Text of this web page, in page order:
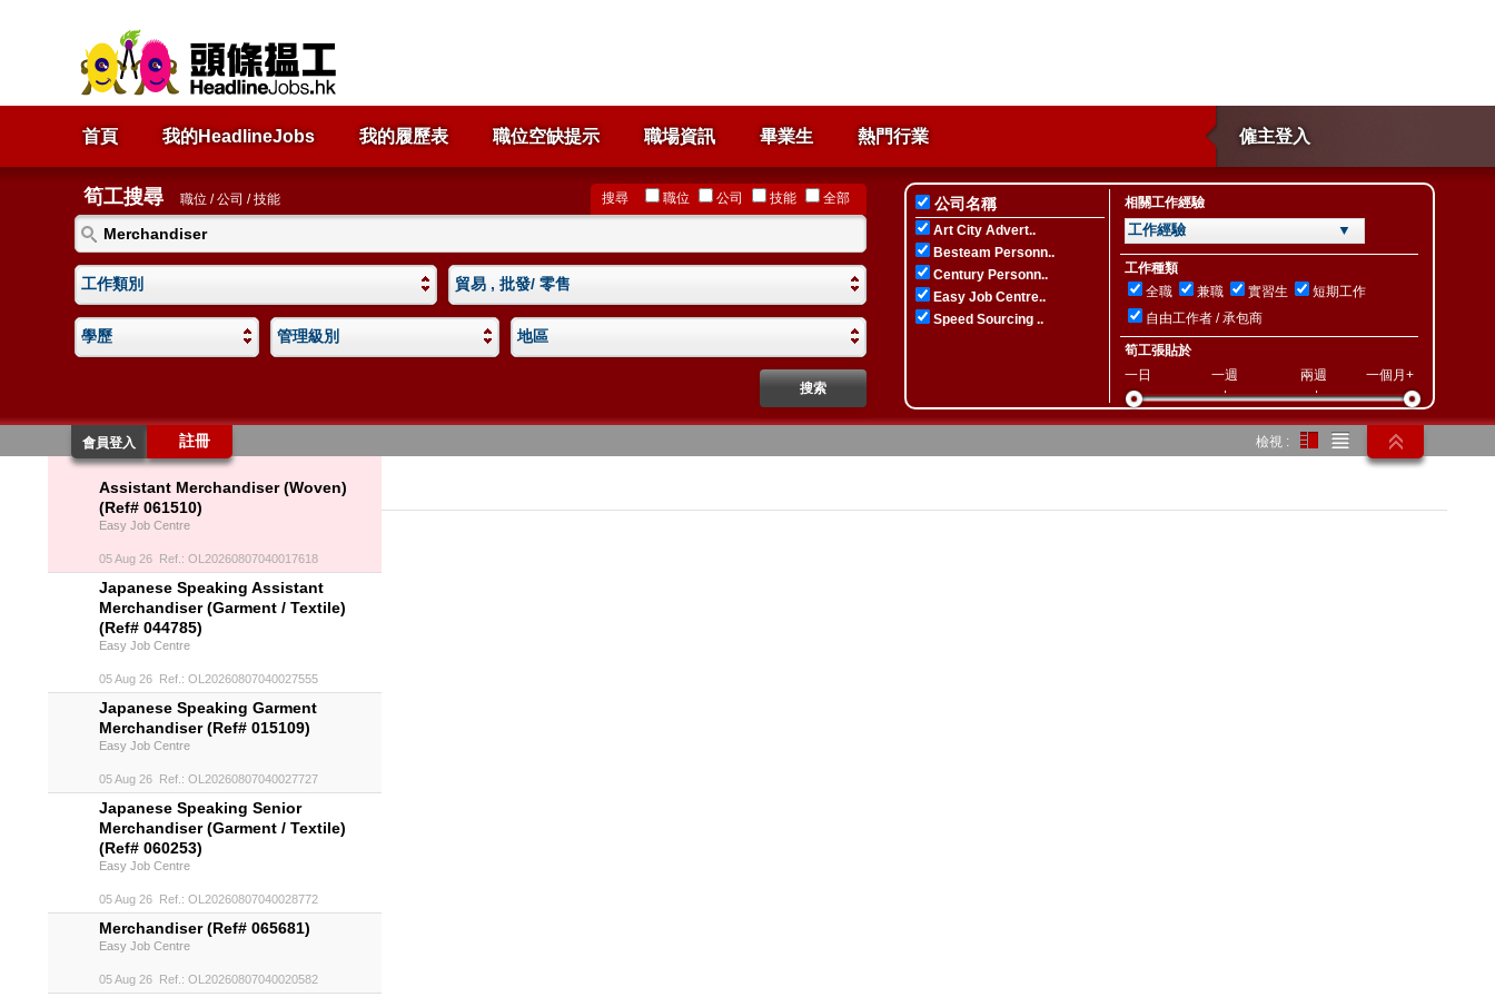
首頁 我的HeadlineJobs 我的履歷表 職位空缺提示 職場資訊 畢業生 僱主登入
熱門行業
筍工搜尋 職位 / 公司 / 技能 搜尋 職位 公司 技能 全部
工作類別 貿易 , 批發/ 零售
學歷 管理級別 地區
公司名稱
Art City Advert..
Besteam Personn..
Century Personn..
Easy Job Centre..
Speed Sourcing ..
相關工作經驗
工作經驗 ▼
工作種類
全職
兼職 實習生
短期工作
自由工作者 / 承包商
筍工張貼於
一日
一週 兩週 一個月+
會員登入 註冊 檢視 :
Assistant Merchandiser (Woven)
(Ref# 061510)
Easy Job Centre
05 Aug 26 Ref.: OL20260807040017618
Japanese Speaking Assistant
Merchandiser (Garment / Textile)
(Ref# 044785)
Easy Job Centre
05 Aug 26 Ref.: OL20260807040027555
Japanese Speaking Garment
Merchandiser (Ref# 015109)
Easy Job Centre
05 Aug 26 Ref.: OL20260807040027727
Japanese Speaking Senior
Merchandiser (Garment / Textile)
(Ref# 060253)
Easy Job Centre
05 Aug 26 Ref.: OL20260807040028772
Merchandiser (Ref# 065681)
Easy Job Centre
05 Aug 26 Ref.: OL20260807040020582